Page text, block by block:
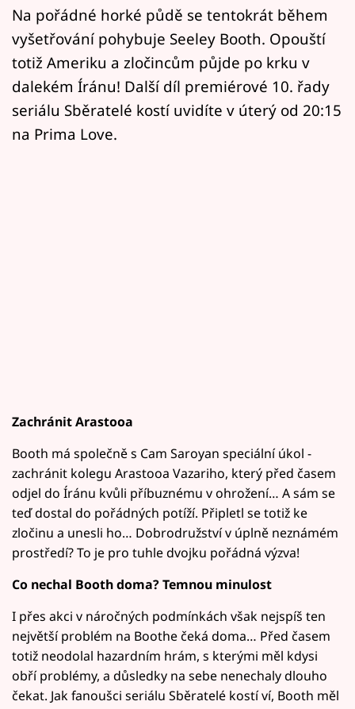
Mámy sobě
Přihlášení
Sledujte nás
Na pořádné horké půdě se tentokrát během
vyšetřování pohybuje Seeley Booth. Opouští
totiž Ameriku a zločincům půjde po krku v
dalekém Íránu! Další díl premiérové 10. řady
seriálu Sběratelé kostí uvidíte v úterý od 20:15
na Prima Love.
Zachránit Arastooa
Booth má společně s Cam Saroyan speciální úkol -
zachránit kolegu Arastooa Vazariho, který před časem
odjel do Íránu kvůli příbuznému v ohrožení… A sám se
teď dostal do pořádných potíží. Připletl se totiž ke
zločinu a unesli ho… Dobrodružství v úplně neznámém
prostředí? To je pro tuhle dvojku pořádná výzva!
Co nechal Booth doma? Temnou minulost
I přes akci v náročných podmínkách však nejspíš ten
největší problém na Boothe čeká doma… Před časem
totiž neodolal hazardním hrám, s kterými měl kdysi
obří problémy, a důsledky na sebe nenechaly dlouho
čekat. Jak fanoušci seriálu Sběratelé kostí ví, Booth měl